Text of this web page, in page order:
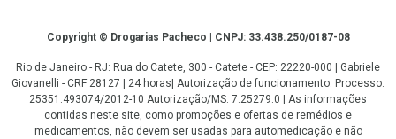
CopyrightCopyright © Drogarias Pacheco | CNPJ: 33.438.250/0187-08
Rio de Janeiro - RJ: Rua do Catete, 300 - Catete - CEP: 22220-000 | Gabriele
Giovanelli - CRF 28127 | 24 horas| Autorização de funcionamento: Processo:
25351.493074/2012-10 Autorização/MS: 7.25279.0 | As informações
contidas neste site, como promoções e ofertas de remédios e
medicamentos, não devem ser usadas para automedicação e não